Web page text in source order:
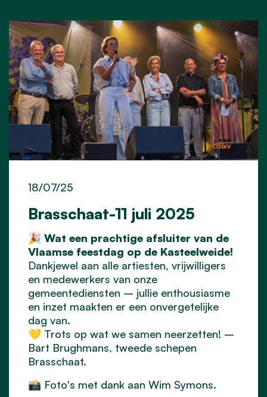
Brasschaat-11 juli 2025
18/07/25
🎉 Wat een prachtige afsluiter van de
Vlaamse feestdag op de Kasteelweide!
Dankjewel aan alle artiesten, vrijwilligers
en medewerkers van onze
gemeentediensten – jullie enthousiasme
en inzet maakten er een onvergetelijke
dag van.
💛 Trots op wat we samen neerzetten! –
Bart Brughmans, tweede schepen
Brasschaat.
📸 Foto's met dank aan Wim Symons.